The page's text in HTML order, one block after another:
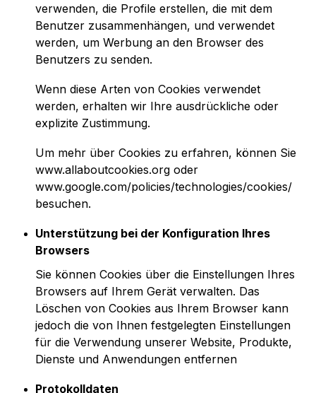
verwenden, die Profile erstellen, die mit dem
Benutzer zusammenhängen, und verwendet
werden, um Werbung an den Browser des
Benutzers zu senden.
Wenn diese Arten von Cookies verwendet
werden, erhalten wir Ihre ausdrückliche oder
explizite Zustimmung.
Um mehr über Cookies zu erfahren, können Sie
www.allaboutcookies.org oder
www.google.com/policies/technologies/cookies/
besuchen.
Unterstützung bei der Konfiguration Ihres
Browsers
Sie können Cookies über die Einstellungen Ihres
Browsers auf Ihrem Gerät verwalten. Das
Löschen von Cookies aus Ihrem Browser kann
jedoch die von Ihnen festgelegten Einstellungen
für die Verwendung unserer Website, Produkte,
Dienste und Anwendungen entfernen
Protokolldaten